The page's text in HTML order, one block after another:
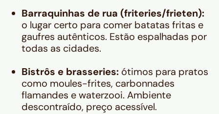
Barraquinhas de rua (friteries/frieten):
o lugar certo para comer batatas fritas e
gaufres autênticos. Estão espalhadas por
todas as cidades.
Bistrôs e brasseries: ótimos para pratos
como moules-frites, carbonnades
flamandes e waterzooi. Ambiente
descontraído, preço acessível.